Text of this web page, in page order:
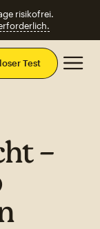
risikofrei.
Test
–